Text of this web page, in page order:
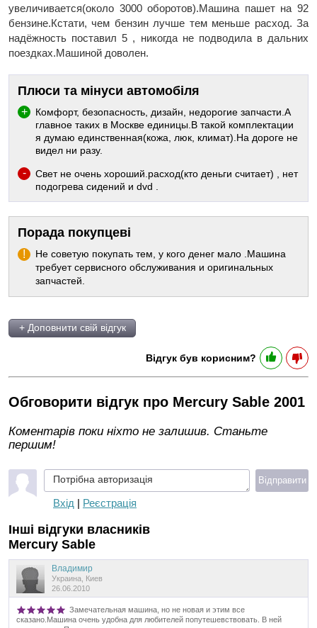
увеличивается(около 3000 оборотов).Машина пашет на 92
бензине.Кстати, чем бензин лучше тем меньше расход. За
надёжность поставил 5 , никогда не подводила в дальних
поездках.Машиной доволен.
Плюси та мінуси автомобіля
Комфорт, безопасность, дизайн, недорогие запчасти.А
главное таких в Москве единицы.В такой комплектации
я думаю единственная(кожа, люк, климат).На дороге не
видел ни разу.
Свет не очень хороший.расход(кто деньги считает) , нет
подогрева сидений и dvd .
Порада покупцеві
Не советую покупать тем, у кого денег мало .Машина
требует сервисного обслуживания и оригинальных
запчастей.
+ Доповнити свій відгук
Відгук був корисним?
Обговорити відгук про Mercury Sable 2001
Коментарів поки ніхто не залишив. Станьте
першим!
Потрібна авторизація
Вхід | Реєстрація
Відправити
Інші відгуки власників
Mercury Sable
Владимир
Украина, Киев
26.06.2010
Замечательная машина, но не новая и этим все
сказано.Машина очень удобна для любителей попутешевствовать. В ней